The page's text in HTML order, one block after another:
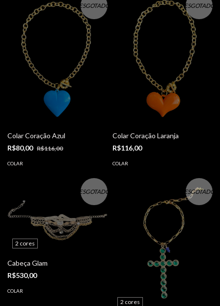
ESGOTADO
Colar Coração Azul
R$80,00 R$116,00
COLAR
ESGOTADO
Colar Coração Laranja
R$116,00
COLAR
ESGOTADO
2 cores
Cabeça Glam
R$530,00
COLAR
ESGOTADO
2 cores